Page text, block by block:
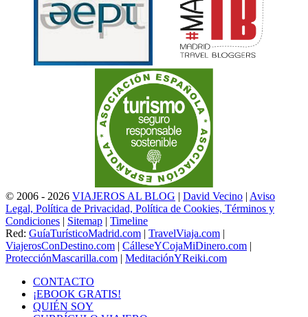
© 2006 - 2026 VIAJEROS AL BLOG | David Vecino | Aviso
Legal, Política de Privacidad, Política de Cookies, Términos y
Condiciones | Sitemap | Timeline
Red: GuíaTurísticoMadrid.com | TravelViaja.com |
ViajerosConDestino.com | CálleseYCojaMiDinero.com |
ProtecciónMascarilla.com | MeditaciónYReiki.com
CONTACTO
¡EBOOK GRATIS!
QUIÉN SOY